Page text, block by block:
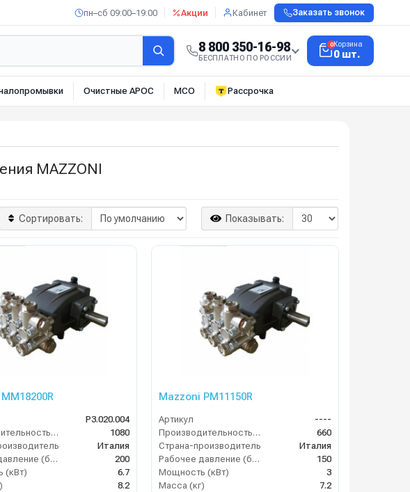
пн–сб 09:00–19:00 Акции Кабинет Заказать звонок
8 800 350-16-98
БЕСПЛАТНО ПО РОССИИ
0Корзина
0 шт.
Очистные АРОС МСО Рассрочка
MAZZONI
Сортировать: Показывать:
P3.020.004
Производительность (л/ч)
1080
Италия
Рабочее давление (бар)
200
(кВт)
6.7
8.2
Mazzoni PM11150R
Артикул
----
Производительность (л/ч)
660
Страна-производитель
Италия
Рабочее давление (бар)
150
Мощность (кВт)
3
Масса (кг)
7.2